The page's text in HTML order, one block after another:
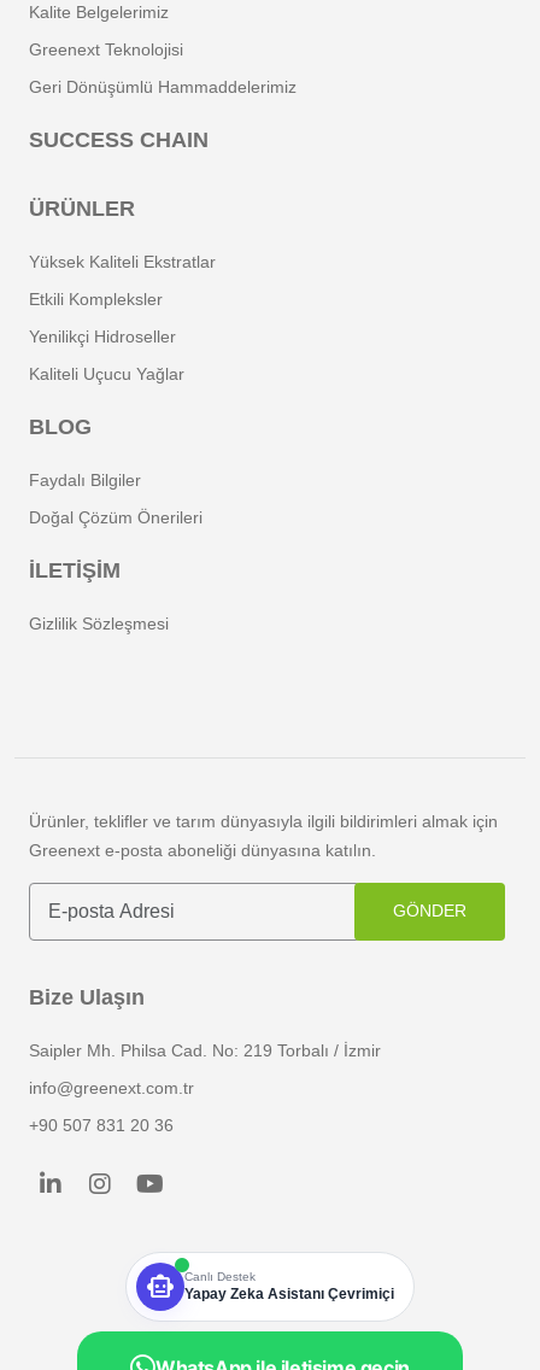
Kalite Belgelerimiz
Greenext Teknolojisi
Geri Dönüşümlü Hammaddelerimiz
SUCCESS CHAIN
ÜRÜNLER
Yüksek Kaliteli Ekstratlar
Etkili Kompleksler
Yenilikçi Hidroseller
Kaliteli Uçucu Yağlar
BLOG
Faydalı Bilgiler
Doğal Çözüm Önerileri
İLETİŞİM
Gizlilik Sözleşmesi
Ürünler, teklifler ve tarım dünyasıyla ilgili bildirimleri almak için
Greenext e-posta aboneliği dünyasına katılın.
GÖNDER
Bize Ulaşın
Saipler Mh. Philsa Cad. No: 219 Torbalı / İzmir
info@greenext.com.tr
+90 507 831 20 36
smart_toy Canlı Destek
Yapay Zeka Asistanı Çevrimiçi